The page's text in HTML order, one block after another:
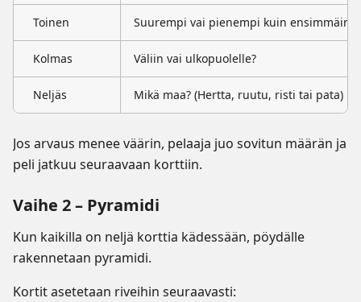
Toinen Suurempi vai pienempi kuin
Kolmas Väliin vai ulkopuolelle?
Neljäs Mikä maa? (Hertta, ruutu, risti tai pata)
Jos arvaus menee väärin, pelaaja juo sovitun määrän ja
peli jatkuu seuraavaan korttiin.
Vaihe 2 – Pyramidi
Kun kaikilla on neljä korttia kädessään, pöydälle
rakennetaan pyramidi.
Kortit asetetaan riveihin seuraavasti: